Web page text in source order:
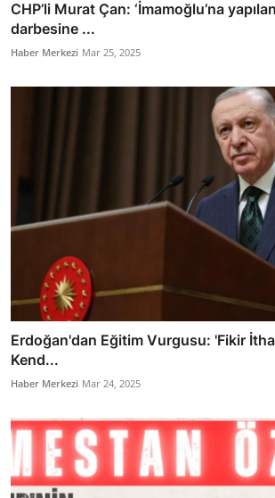
CHP’li Murat Çan: ‘İmamoğlu’na
darbesine ...
Haber Merkezi Mar 25, 2025
Erdoğan'dan Eğitim Vurgusu: 'Fikir
Kend...
Haber Merkezi Mar 24, 2025